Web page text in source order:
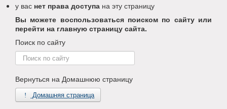
у вас нет права доступа на эту страницу
Вы можете воспользоваться поиском по сайту или
перейти на главную страницу сайта.
Поиск по сайту
Поиск
по
Вернуться на Домашнюю страницу
Домашняя страница